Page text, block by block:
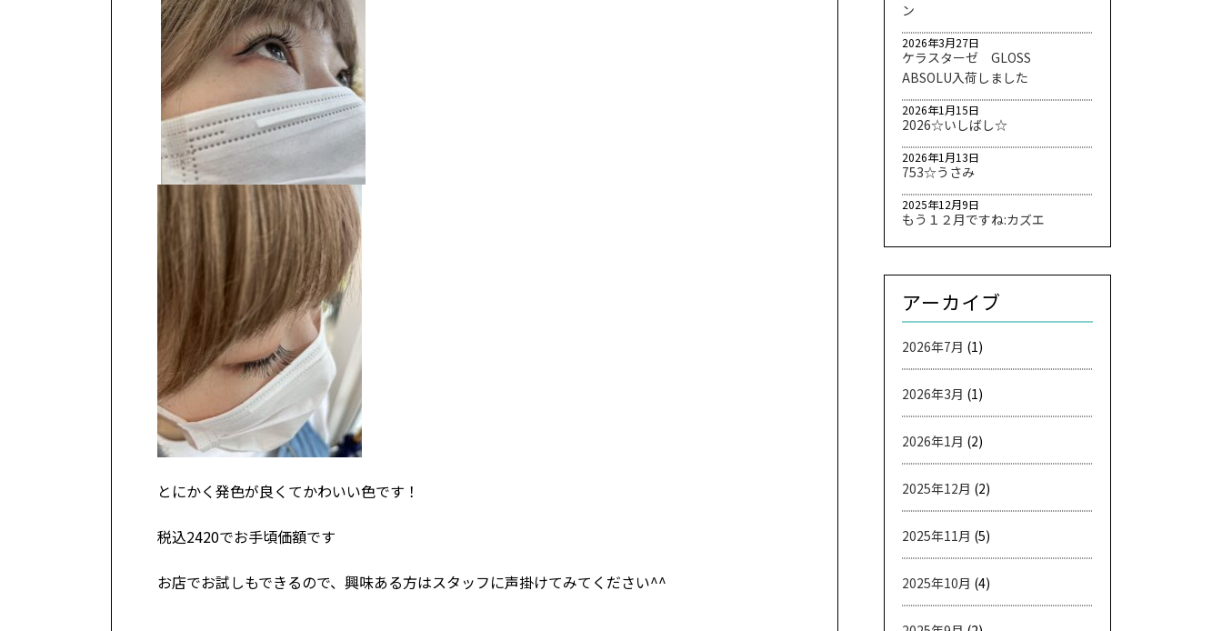
とにかく発色が良くてかわいい色です！
税込2420でお手頃価額です
お店でお試しもできるので、興味ある方はスタッフに声掛けてみてください^^
ン
ケラスターゼ GLOSS
ABSOLU入荷しました
2026年3月27日
2026☆いしばし☆
2026年1月15日
753☆うさみ
2026年1月13日
もう１２月ですね:カズエ
2025年12月9日
アーカイブ
2026年7月 (1)
2026年3月 (1)
2026年1月 (2)
2025年12月 (2)
2025年11月 (5)
2025年10月 (4)